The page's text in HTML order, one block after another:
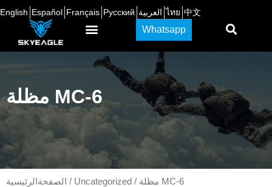
English Español Français Русский العربية ไทย 中文
Whatsapp
مظلة MC-6
الصفحةالرئيسية / Uncategorized / مظلة MC-6